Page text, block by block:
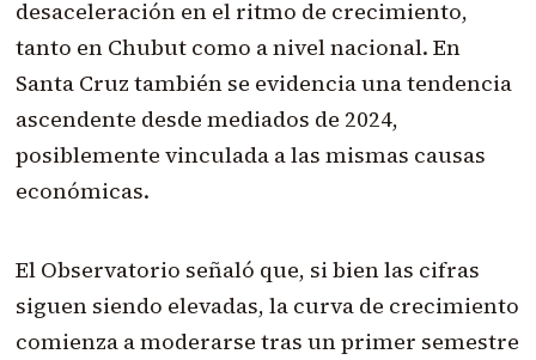
desaceleración en el ritmo de crecimiento,
tanto en Chubut como a nivel nacional. En
Santa Cruz también se evidencia una tendencia
ascendente desde mediados de 2024,
posiblemente vinculada a las mismas causas
económicas.
El Observatorio señaló que, si bien las cifras
siguen siendo elevadas, la curva de crecimiento
comienza a moderarse tras un primer semestre